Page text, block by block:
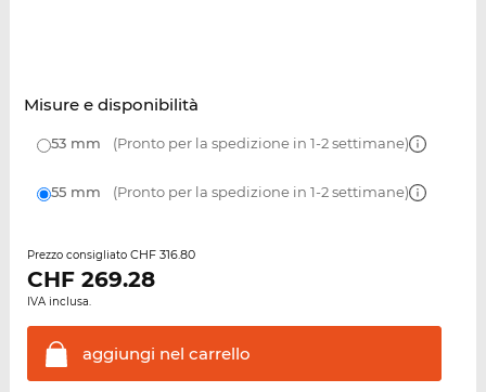
Misure e disponibilità
53 mm (Pronto per la spedizione in 1-2 settimane)
55 mm (Pronto per la spedizione in 1-2 settimane)
Prezzo consigliato CHF 316.80
CHF 269.28
IVA inclusa.
aggiungi nel carrello